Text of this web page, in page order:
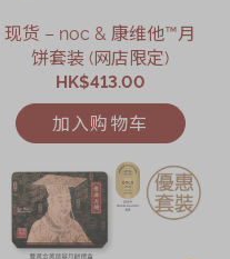
现货 – noc & 康维他™月
饼套装 (网店限定)
HK$413.00
加入购物车